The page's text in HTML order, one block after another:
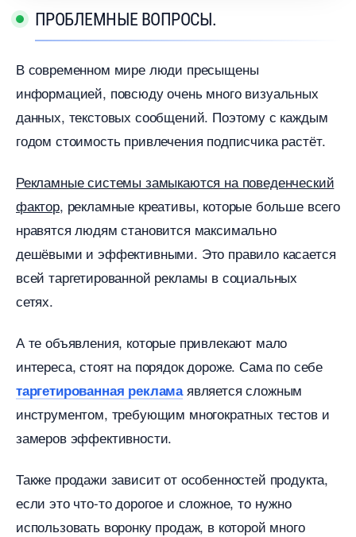
ПРОБЛЕМНЫЕ ВОПРОСЫ.
современном мире люди пресыщены
информацией, повсюду очень много визуальных
данных, текстовых сообщений. Поэтому с каждым
одом стоимость привлечения подписчика растёт.
Рекламные системы замыкаются на поведенческий
фактор, рекламные креативы, которые больше всего
нравятся людям становится максимально
дешёвыми и эффективными. Это правило касается
сей таргетированной рекламы в социальных
сетях.
А те объявления, которые привлекают мало
интереса, стоят на порядок дороже. Сама по себе
таргетированная рекламаявляется сложным
инструментом, требующим многократных тестов и
замеров эффективности.
Также продажи зависит от особенностей продукта,
если это что-то дорогое и сложное, то нужно
использовать воронку продаж, в которой много